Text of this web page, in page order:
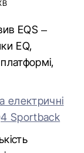
EQS –
EQ,
електричні
Sportback